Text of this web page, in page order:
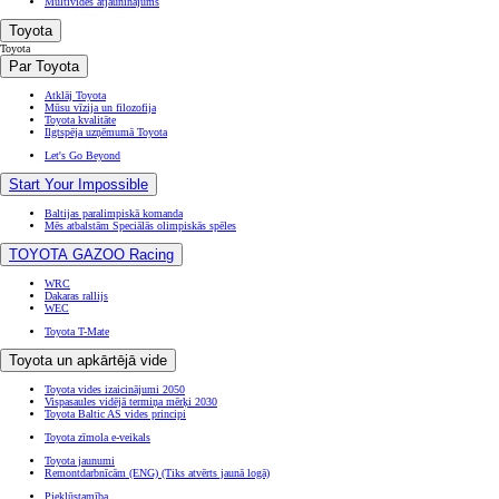
Toyota
Toyota
Par Toyota
Atklāj Toyota
Mūsu vīzija un filozofija
Toyota kvalitāte
Ilgtspēja uzņēmumā Toyota
Let's Go Beyond
Start Your Impossible
Baltijas paralimpiskā komanda
Mēs atbalstām Speciālās olimpiskās spēles
TOYOTA GAZOO Racing
WRC
Dakaras rallijs
WEC
Toyota T-Mate
Toyota un apkārtējā vide
Toyota vides izaicinājumi 2050
Vispasaules vidējā termiņa mērķi 2030
Toyota Baltic AS vides principi
Toyota zīmola e-veikals
Toyota jaunumi
Remontdarbnīcām (ENG) (Tiks atvērts jaunā logā)
Piekļūstamība